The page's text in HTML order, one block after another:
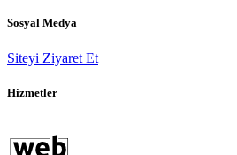
Sosyal Medya
Siteyi Ziyaret Et
Hizmetler